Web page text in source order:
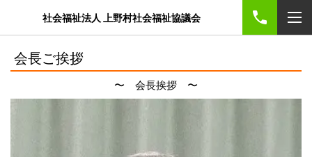
社会福祉法人 上野村社会福祉協議会
会長ご挨拶
〜 会長挨拶 〜